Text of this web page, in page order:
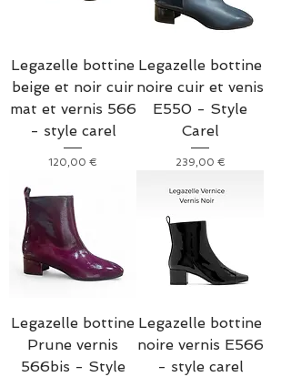
Legazelle bottine
beige et noir cuir
mat et vernis 566
- style carel
Prix
120,00 €
Legazelle bottine
noire cuir et venis
E550 - Style
Carel
Prix
239,00 €
Legazelle bottine
Prune vernis
566bis - Style
Legazelle bottine
noire vernis E566
- style carel